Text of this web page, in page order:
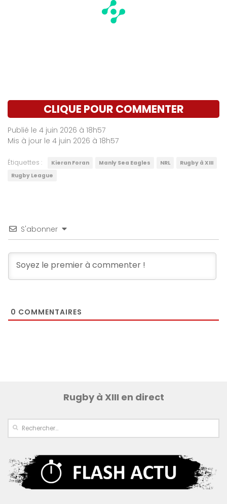
CLIQUE POUR COMMENTER
Publié le 4 juin 2026 à 18h57
Mis à jour le 4 juin 2026 à 18h57
Étiquettes : Kieran Foran Manly Sea Eagles NRL
Rugby à XIII
Rugby League
S'abonner
0 COMMENTAIRES
Rugby à XIII en direct